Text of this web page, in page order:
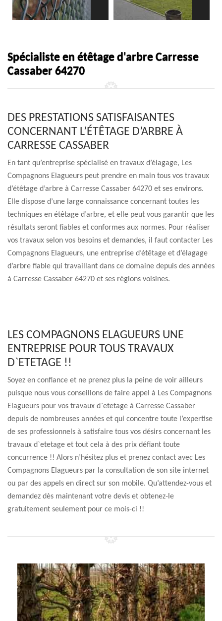
Spécialiste en étêtage d'arbre Carresse
Cassaber 64270
DES PRESTATIONS SATISFAISANTES
CONCERNANT L’ÉTÊTAGE D’ARBRE À
CARRESSE CASSABER
En tant qu’entreprise spécialisé en travaux d’élagage, Les
Compagnons Elagueurs peut prendre en main tous vos travaux
d’étêtage d’arbre à Carresse Cassaber 64270 et ses environs.
Elle dispose d’une large connaissance concernant toutes les
techniques en étêtage d’arbre, et elle peut vous garantir que les
résultats seront fiables et conformes aux normes. Pour réaliser
vos travaux selon vos besoins et demandes, il faut contacter Les
Compagnons Elagueurs, une entreprise d’étêtage et d’élagage
d’arbre fiable qui travaillant dans ce domaine depuis des années
à Carresse Cassaber 64270 et ses régions voisines.
LES COMPAGNONS ELAGUEURS UNE
ENTREPRISE POUR TOUS TRAVAUX
D`ETETAGE !!
Soyez en confiance et ne prenez plus la peine de voir ailleurs
puisque nous vous conseillons de faire appel à Les Compagnons
Elagueurs pour vos travaux d`etetage à Carresse Cassaber
depuis de nombreuses années et qui concentre toute l’expertise
de ses professionnels à satisfaire tous vos désirs concernant les
travaux d`etetage et tout cela à des prix défiant toute
concurrence !! Alors n’hésitez plus et prenez contact avec Les
Compagnons Elagueurs par la consultation de son site internet
ou par des appels en direct sur son mobile. Qu’attendez-vous et
demandez dès maintenant votre devis et obtenez-le
gratuitement seulement pour ce mois-ci !!